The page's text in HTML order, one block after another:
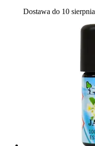
Dostawa do 10 sierpnia